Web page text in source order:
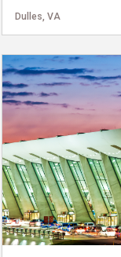
Dulles, VA